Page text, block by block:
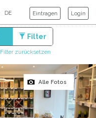
Eintragen Login
Filter
Filter zurücksetzen
Alle Fotos